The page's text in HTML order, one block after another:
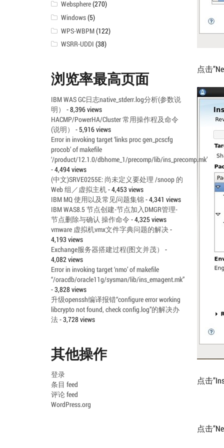
点击
点击
点击
Websphere(270)
Windows(5)
WPS-WBPM(122)
WSRR-UDDI (38)
浏览率最高页面
IBM WAS GC日志native_stderr.log分析(参数说
明）
- 8,396 views
HACMP/PowerHA/Cluster 常用操作程及命令
(说明）
- 5,916 views
Error in invoking target ‘links proc gen_pcscfg
procob’ of makefile
‘/product/12.1.0/dbhome_1/precomp/lib/ins_precomp.mk’
- 4,494 views
(中文)SRVE0255E: 尚未定义要处理 /snoop 的
Web 组／虚拟主机- 4,453 views
IBM MQ 使用以及常见问题集锦- 4,341 views
IBM WAS8.5 节点创建-节点加入DMGR管理-
节点删除与确认 操作命令 - 4,325 views
vmware 虚拟机vmx文件字典问题的解决-
4,193 views
Exchange服务器搭建过程(图文并茂）
-
4,082 views
Error in invoking target ‘nmo’ of makefile
“/oracdb/oracle11g/sysman/lib/ins_emagent.mk”
- 3,828 views
升级openssh编译报错“configure error working
libcrypto not found, check config.log”的解决办
法- 3,728 views
其他操作
登录
条目 feed
评论 feed
WordPress.org